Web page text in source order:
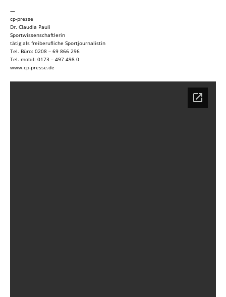
—
cp-presse
Dr. Claudia Pauli
Sportwissenschaftlerin
tätig als freiberufliche Sportjournalistin
Tel. Büro: 0208 – 69 866 296
Tel. mobil: 0173 – 497 498 0
www.cp-presse.de